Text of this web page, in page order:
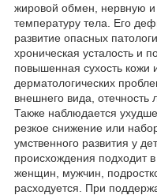
жировой обмен, нервную
температуру тела. Его
развитие опасных
хроническая усталость и
повышенная сухость кожи
дерматологических
внешнего вида, отечность
Также наблюдается
резкое снижение или
умственного развития у
происхождения подходит
женщин, мужчин,
расходуется. При